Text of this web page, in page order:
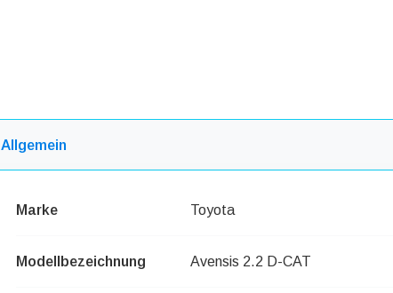
Allgemein
Marke Toyota
Modellbezeichnung Avensis 2.2 D-CAT